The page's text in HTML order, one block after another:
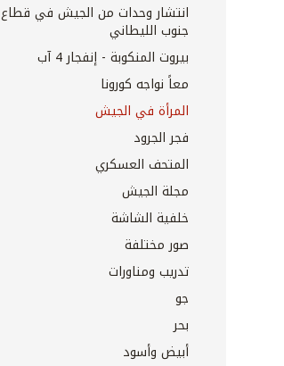
انتشار وحدات من الجيش في قطاع
جنوب الليطاني
بيروت المنكوبة - إنفجار 4 آب
معاً نواجه كورونا
المرأة في الجيش
فجر الجرود
المتحف العسكري
مجلة الجيش
خلفية الشاشة
صور مختلفة
تدريب ومناورات
جو
بحر
أبيض وأسود